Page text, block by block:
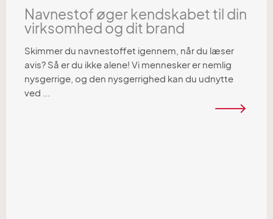
Navnestof øger kendskabet til din
virksomhed og dit brand
Skimmer du navnestoffet igennem, når du læser
avis? Så er du ikke alene! Vi mennesker er nemlig
nysgerrige, og den nysgerrighed kan du udnytte
ved ...